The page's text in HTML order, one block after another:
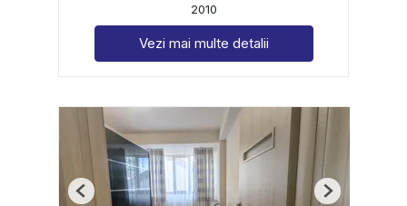
2010
Vezi mai multe detalii
Previous Next